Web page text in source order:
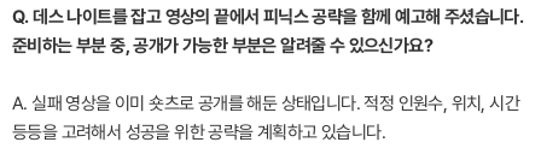
Q. 데스 나이트를 잡고 영상의 끝에서 피닉스 공략을 함께 예고해 주셨습니다.
준비하는 부분 중, 공개가 가능한 부분은 알려줄 수 있으신가요?
A. 실패 영상을 이미 숏츠로 공개를 해둔 상태입니다. 적정 인원수, 위치, 시간
등등을 고려해서 성공을 위한 공략을 계획하고 있습니다.